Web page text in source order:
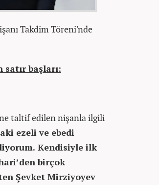
Takdim Töreni'nde
satır başları:
taltif edilen nişanla ilgili
ezeli ve ebedi
Kendisiyle ilk
birçok
Şevket Mirziyoyev